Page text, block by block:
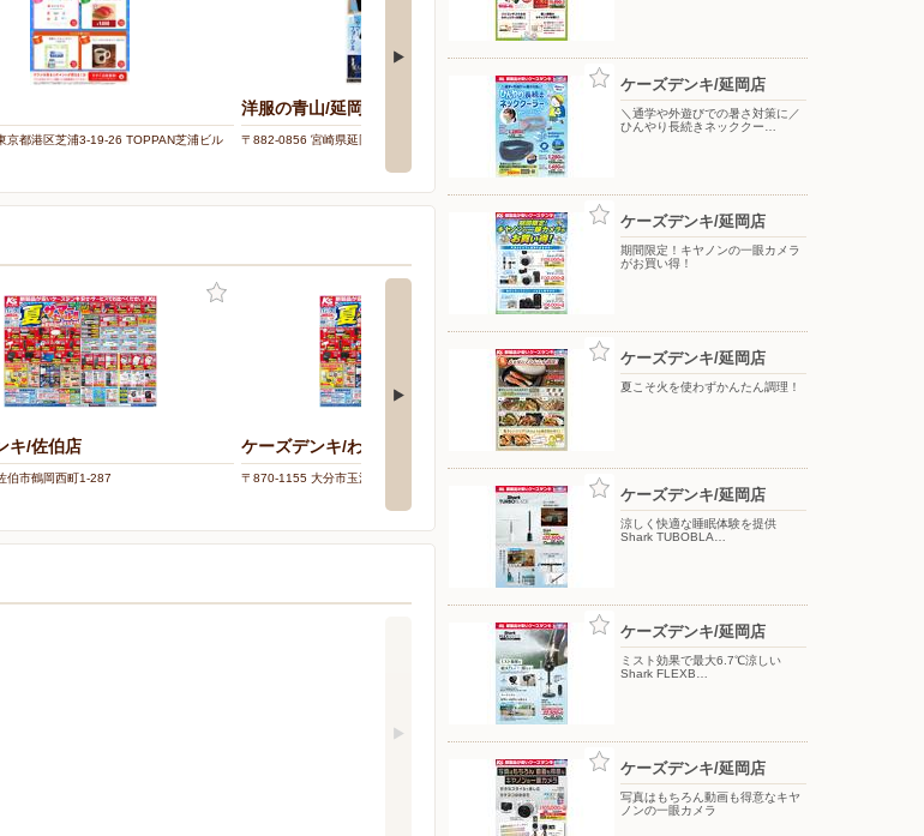
京都港区芝浦3-19-26 TOPPAN芝浦ビル
洋服の青山/延岡
〒882-0856 宮崎県延岡市出北五丁目9番4号
ヤマダデンキ/テックランド延岡店
〒882-0866 宮崎県延岡市平原町5-1492-8
キ/佐伯店
伯市鶴岡西町1-287
ケーズデンキ/わさだタウン店
〒870-1155 大分市玉沢755-1
ケーズデンキ/パークプレイス大分本店
〒870-0174 大分市公園通り西2-2
ケーズデンキ/延岡店
＼通学や外遊びでの暑さ対策に／
ひんやり長続きネッククー…
ケーズデンキ/延岡店
期間限定！キヤノンの一眼カメラ
がお買い得！
ケーズデンキ/延岡店
夏こそ火を使わずかんたん調理！
ケーズデンキ/延岡店
涼しく快適な睡眠体験を提供
Shark TUBOBLA…
ケーズデンキ/延岡店
ミスト効果で最大6.7℃涼しい
Shark FLEXB…
ケーズデンキ/延岡店
写真はもちろん動画も得意なキヤ
ノンの一眼カメラ